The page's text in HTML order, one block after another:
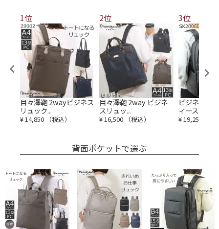
1位
目々澤鞄 2wayビジネス
リュック...
¥14,850 （税込）
2位
目々澤鞄 2way ビジネ
スリュッ...
¥16,500 （税込）
3位
ビジネスリ
ィース コー...
¥19,250
背面ポケットで選ぶ